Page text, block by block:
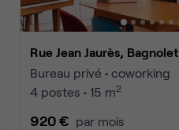
Rue Jean Jaurès, Bagnolet
Bureau privé • coworking
4 postes • 15 m2
920 € par mois